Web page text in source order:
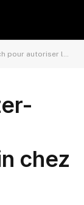
vaccin chez les 5 à 11 ans
chez